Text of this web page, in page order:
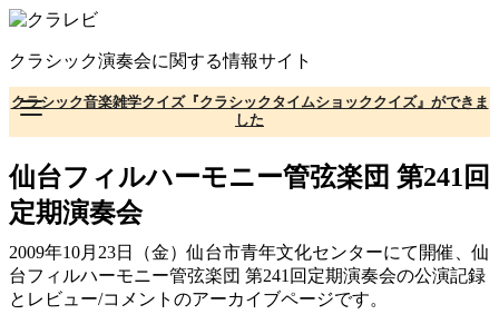
コ
テ
ン
ツ
へ
動
クラシック演奏会に関する情報サイト
クラシック音楽雑学クイズ『クラシックタイムショッククイズ』ができま
した
仙台フィルハーモニー管弦楽団 第241回
定期演奏会
2009年10月23日（金）仙台市青年文化センターにて開催、仙
台フィルハーモニー管弦楽団 第241回定期演奏会の公演記録
とレビュー/コメントのアーカイブページです。